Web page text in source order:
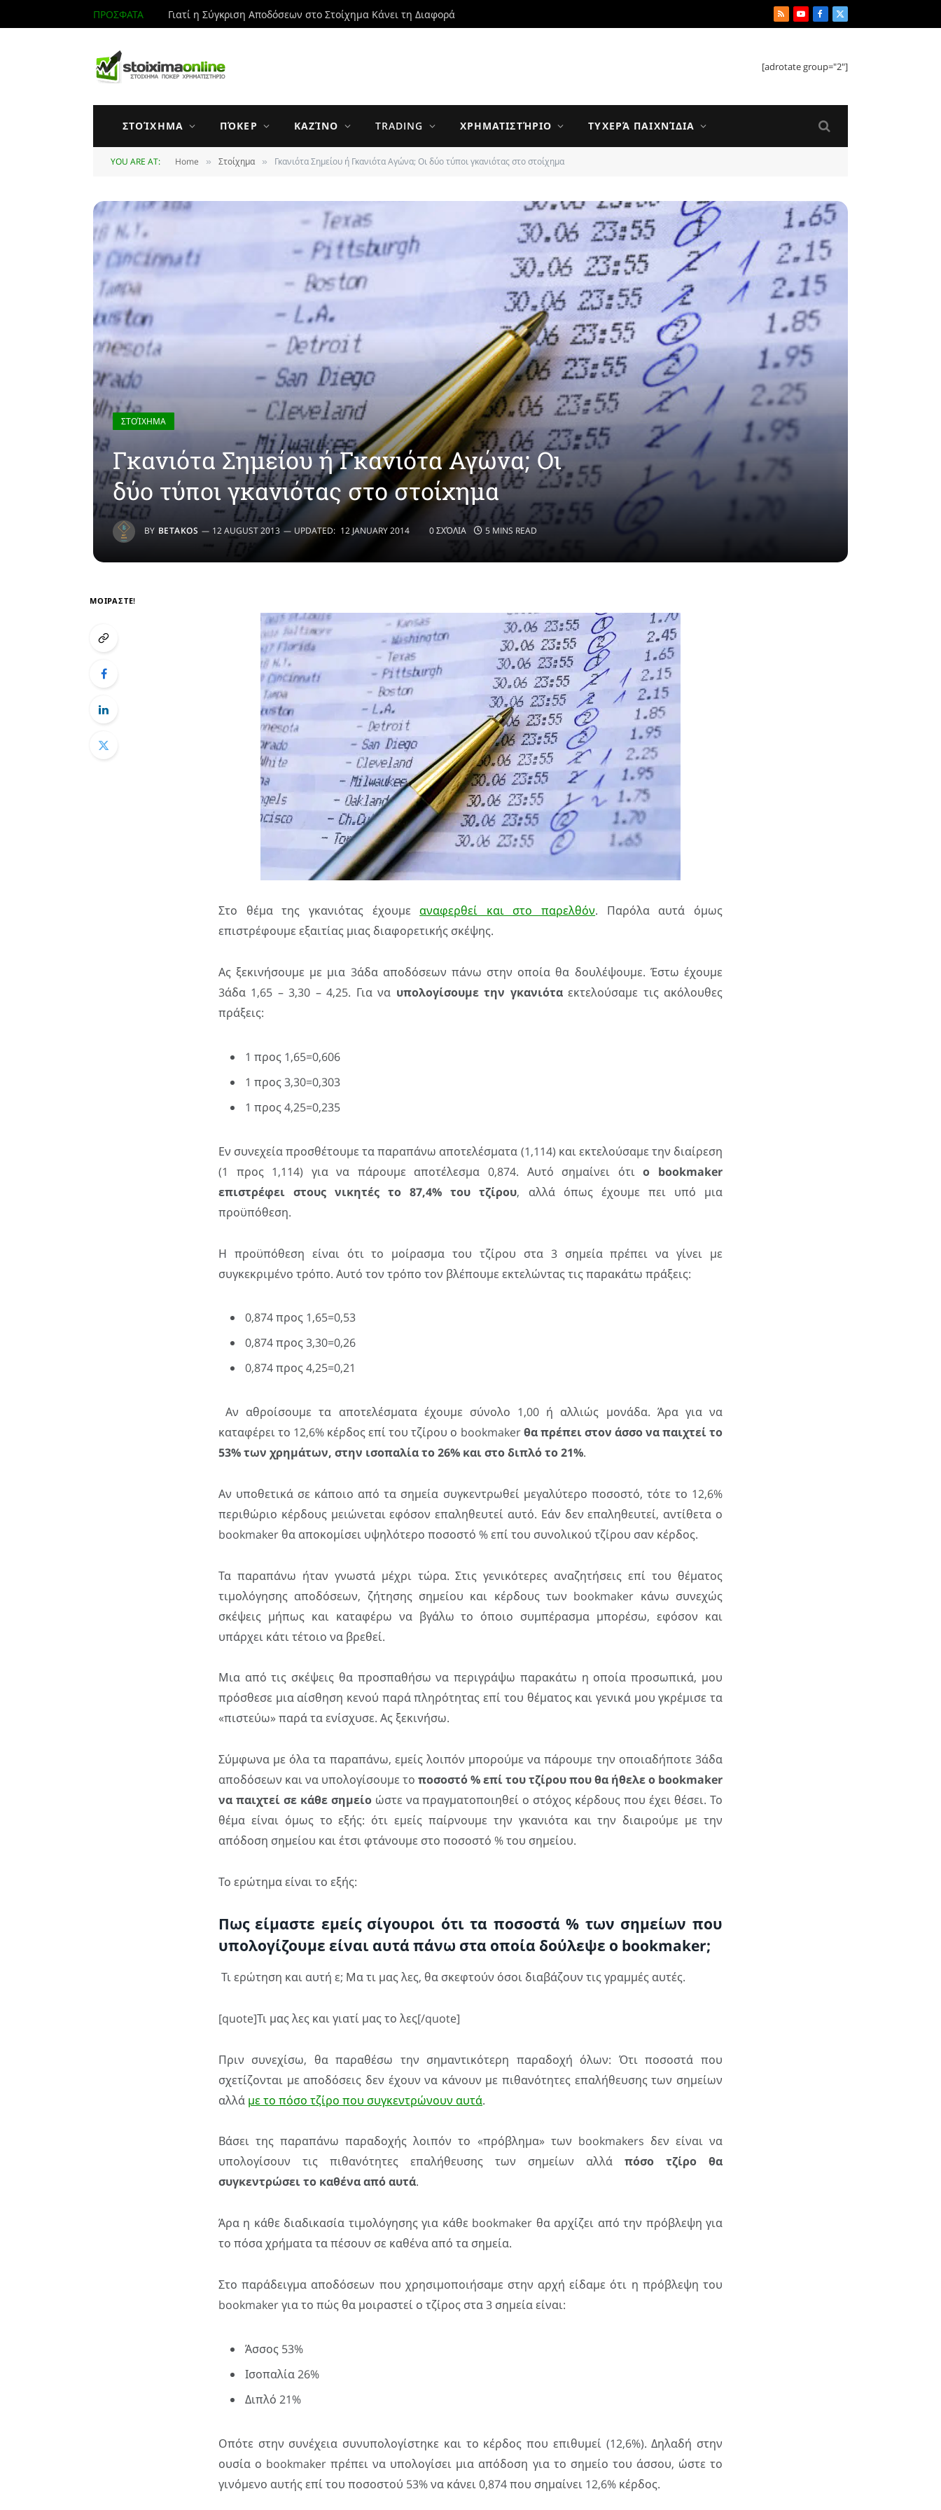
ΠΡΟΣΦΑΤΑ Γιατί η Σύγκριση Αποδόσεων στο Στοίχημα Κάνει τη Διαφορά RSSYouTube
Facebook
X
[adrotate group="2"]
ΣΤΟΊΧΗΜΑ ΠΌΚΕΡ ΚΑΖΊΝΟ TRADING ΧΡΗΜΑΤΙΣΤΉΡΙΟ ΤΥΧΕΡΆ ΠΑΙΧΝΊΔΙΑ
YOU ARE AT: Home » Στοίχημα » Γκανιότα Σημείου ή Γκανιότα Αγώνα; Οι δύο τύποι γκανιότας στο στοίχημα
ΣΤΟΊΧΗΜΑ
Γκανιότα Σημείου ή Γκανιότα Αγώνα; Οι
δύο τύποι γκανιότας στο στοίχημα
BY BETAKOS 12 AUGUST 2013 UPDATED: 12 JANUARY 2014 0 ΣΧΌΛΙΑ 5 MINS READ
ΜΟΙΡΑΣΤΕ!
Στο θέμα της γκανιότας έχουμεαναφερθεί και στο παρελθόν. Παρόλα αυτά όμως
επιστρέφουμε εξαιτίας μιας διαφορετικής σκέψης.
Ας ξεκινήσουμε με μια 3άδα αποδόσεων πάνω στην οποία θα δουλέψουμε. Έστω έχουμε
3άδα 1,65 – 3,30 – 4,25. Για να υπολογίσουμε την γκανιόταεκτελούσαμε τις ακόλουθες
πράξεις:
1 προς 1,65=0,606
1 προς 3,30=0,303
1 προς 4,25=0,235
Εν συνεχεία προσθέτουμε τα παραπάνω αποτελέσματα (1,114) και εκτελούσαμε την διαίρεση
(1 προς 1,114) για να πάρουμε αποτέλεσμα 0,874. Αυτό σημαίνει ότιο bookmaker
επιστρέφει στους νικητές το 87,4% του τζίρου, αλλά όπως έχουμε πει υπό μια
προϋπόθεση.
Η προϋπόθεση είναι ότι το μοίρασμα του τζίρου στα 3 σημεία πρέπει να γίνει με
συγκεκριμένο τρόπο. Αυτό τον τρόπο τον βλέπουμε εκτελώντας τις παρακάτω πράξεις:
0,874 προς 1,65=0,53
0,874 προς 3,30=0,26
0,874 προς 4,25=0,21
Αν αθροίσουμε τα αποτελέσματα έχουμε σύνολο 1,00 ή αλλιώς μονάδα. Άρα για να
καταφέρει το 12,6% κέρδος επί του τζίρου ο bookmakerθα πρέπει στον άσσο να παιχτεί το
53% των χρημάτων, στην ισοπαλία το 26% και στο διπλό το 21%.
Αν υποθετικά σε κάποιο από τα σημεία συγκεντρωθεί μεγαλύτερο ποσοστό, τότε το 12,6%
περιθώριο κέρδους μειώνεται εφόσον επαληθευτεί αυτό. Εάν δεν επαληθευτεί, αντίθετα ο
bookmaker θα αποκομίσει υψηλότερο ποσοστό % επί του συνολικού τζίρου σαν κέρδος.
Τα παραπάνω ήταν γνωστά μέχρι τώρα. Στις γενικότερες αναζητήσεις επί του θέματος
τιμολόγησης αποδόσεων, ζήτησης σημείου και κέρδους των bookmaker κάνω συνεχώς
σκέψεις μήπως και καταφέρω να βγάλω το όποιο συμπέρασμα μπορέσω, εφόσον και
υπάρχει κάτι τέτοιο να βρεθεί.
Μια από τις σκέψεις θα προσπαθήσω να περιγράψω παρακάτω η οποία προσωπικά, μου
πρόσθεσε μια αίσθηση κενού παρά πληρότητας επί του θέματος και γενικά μου γκρέμισε τα
«πιστεύω» παρά τα ενίσχυσε. Ας ξεκινήσω.
Σύμφωνα με όλα τα παραπάνω, εμείς λοιπόν μπορούμε να πάρουμε την οποιαδήποτε 3άδα
αποδόσεων και να υπολογίσουμε το ποσοστό % επί του τζίρου που θα ήθελε ο bookmaker
να παιχτεί σε κάθε σημείοώστε να πραγματοποιηθεί ο στόχος κέρδους που έχει θέσει. Το
θέμα είναι όμως το εξής: ότι εμείς παίρνουμε την γκανιότα και την διαιρούμε με την
απόδοση σημείου και έτσι φτάνουμε στο ποσοστό % του σημείου.
Το ερώτημα είναι το εξής:
Πως είμαστε εμείς σίγουροι ότι τα ποσοστά % των σημείων που
υπολογίζουμε είναι αυτά πάνω στα οποία δούλεψε ο bookmaker;
Τι ερώτηση και αυτή ε; Μα τι μας λες, θα σκεφτούν όσοι διαβάζουν τις γραμμές αυτές.
[quote]Τι μας λες και γιατί μας το λες[/quote]
Πριν συνεχίσω, θα παραθέσω την σημαντικότερη παραδοχή όλων: Ότι ποσοστά που
σχετίζονται με αποδόσεις δεν έχουν να κάνουν με πιθανότητες επαλήθευσης των σημείων
αλλά με το πόσο τζίρο που συγκεντρώνουν αυτά.
Βάσει της παραπάνω παραδοχής λοιπόν το «πρόβλημα» των bookmakers δεν είναι να
υπολογίσουν τις πιθανότητες επαλήθευσης των σημείων αλλά πόσο τζίρο θα
συγκεντρώσει το καθένα από αυτά.
Άρα η κάθε διαδικασία τιμολόγησης για κάθε bookmaker θα αρχίζει από την πρόβλεψη για
το πόσα χρήματα τα πέσουν σε καθένα από τα σημεία.
Στο παράδειγμα αποδόσεων που χρησιμοποιήσαμε στην αρχή είδαμε ότι η πρόβλεψη του
bookmaker για το πώς θα μοιραστεί ο τζίρος στα 3 σημεία είναι:
Άσσος 53%
Ισοπαλία 26%
Διπλό 21%
Οπότε στην συνέχεια συνυπολογίστηκε και το κέρδος που επιθυμεί (12,6%). Δηλαδή στην
ουσία ο bookmaker πρέπει να υπολογίσει μια απόδοση για το σημείο του άσσου, ώστε το
γινόμενο αυτής επί του ποσοστού 53% να κάνει 0,874 που σημαίνει 12,6% κέρδος.